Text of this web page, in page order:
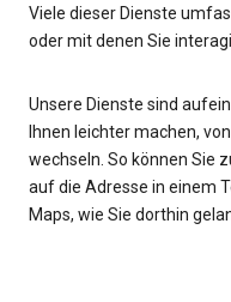
Viele dieser Dienste
oder mit denen Sie
Unsere Dienste sind
Ihnen leichter machen,
wechseln. So können Sie
auf die Adresse in einem
Maps, wie Sie dorthin